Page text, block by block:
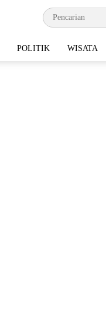
POLITIK WISATA